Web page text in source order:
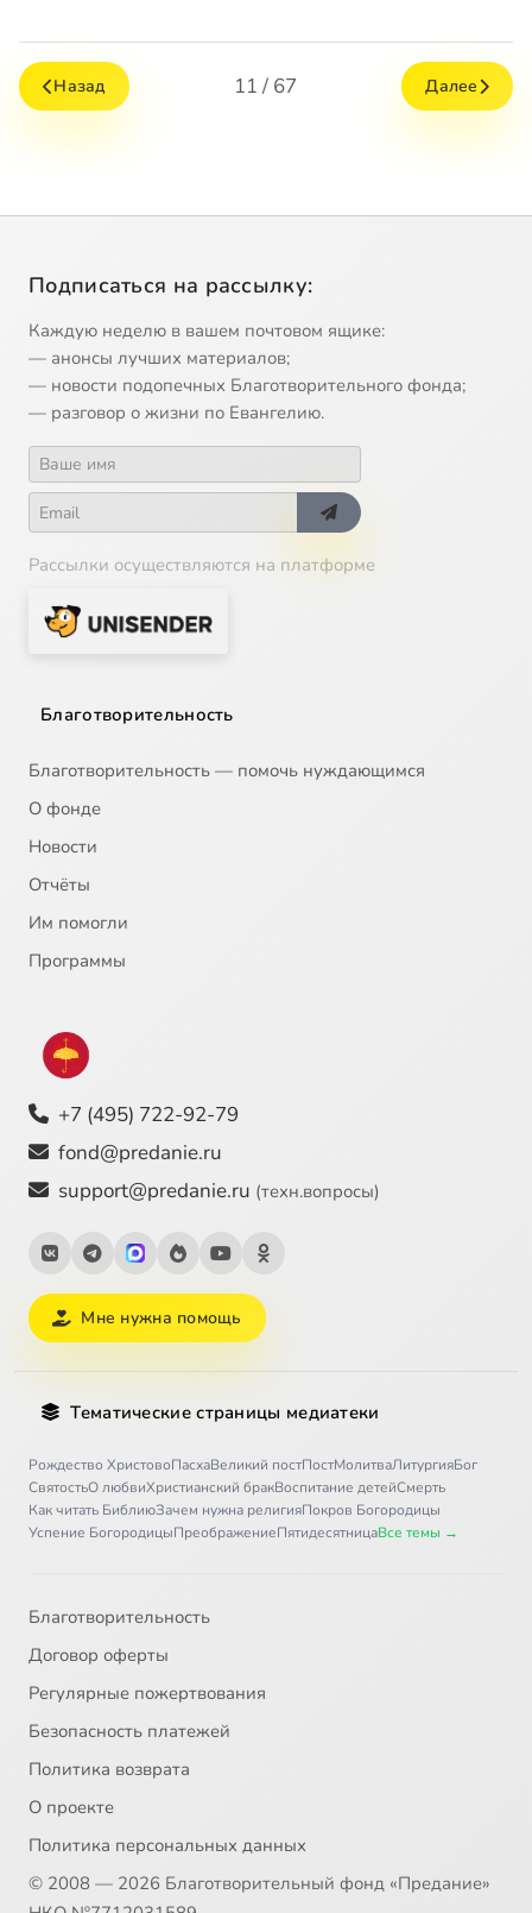
Назад 11 / 67 Далее
Подписаться на рассылку:
Каждую неделю в вашем почтовом ящике:
— анонсы лучших материалов;
— новости подопечных Благотворительного фонда;
— разговор о жизни по Евангелию.
Рассылки осуществляются на платформе
Благотворительность
Благотворительность — помочь нуждающимся
О фонде
Новости
Отчёты
Им помогли
Программы
+7 (495) 722-92-79
fond@predanie.ru
support@predanie.ru (техн.вопросы)
Мне нужна помощь
Тематические страницы медиатеки
Рождество ХристовоПасхаВеликий постПостМолитваЛитургияБог
СвятостьО любвиХристианский бракВоспитание детейСмерть
Как читать БиблиюЗачем нужна религияПокров Богородицы
Успение БогородицыПреображениеПятидесятницаВсе темы →
Благотворительность
Договор оферты
Регулярные пожертвования
Безопасность платежей
Политика возврата
О проекте
Политика персональных данных
© 2008 — 2026 Благотворительный фонд «Предание»